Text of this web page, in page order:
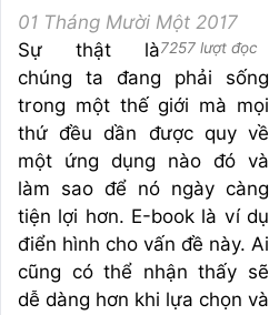
01 Tháng Mười Một 2017
7257 lượt đọc
Sự thật là
chúng ta đang phải sống
trong một thế giới mà mọi
thứ đều dần được quy về
một ứng dụng nào đó và
làm sao để nó ngày càng
tiện lợi hơn. E-book là ví dụ
điển hình cho vấn đề này. Ai
cũng có thể nhận thấy sẽ
dễ dàng hơn khi lựa chọn và